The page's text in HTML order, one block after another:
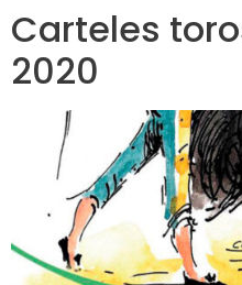
Carteles
2020